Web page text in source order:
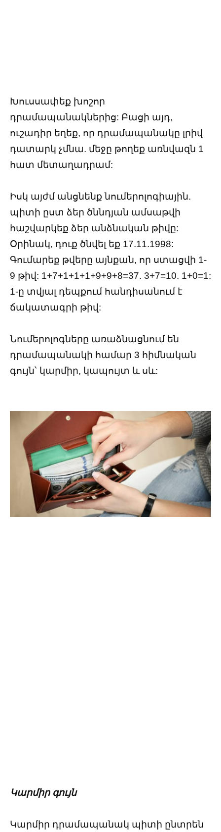
Խուսսափեք խոշոր
դրամապանակներից: Բացի այդ,
ուշադիր եղեք, որ դրամապանակը լրիվ
դատարկ չմնա. մեջը թողեք առնվազն 1
հատ մետաղադրամ:
Իսկ այժմ անցնենք նումերոլոգիային.
պիտի ըստ ձեր ծննդյան ամսաթվի
հաշվարկեք ձեր անձնական թիվը:
Օրինակ, դուք ծնվել եք 17.11.1998:
Գումարեք թվերը այնքան, որ ստացվի 1-
9 թիվ: 1+7+1+1+1+9+9+8=37. 3+7=10. 1+0=1:
1-ը տվյալ դեպքում հանդիսանում է
ճակատագրի թիվ:
Նումերոլոգները առաձնացնում են
դրամապանակի համար 3 հիմնական
գույն՝ կարմիր, կապույտ և սև:
Կարմիր գույն
Կարմիր դրամապանակ պիտի ընտրեն